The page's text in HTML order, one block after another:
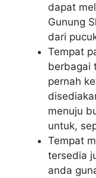
dapat
Gunung
dari
Tempat
berbagai
pernah
menuju
untuk,
Tempat
tersedia
anda